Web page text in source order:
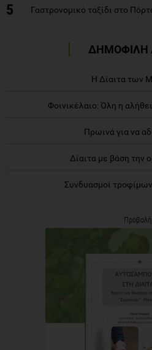
5 Γαστρονομικό ταξίδι στο
ΔΗΜΟΦΙΛΗ
Η Δίαιτα των
Φοινικέλαιο: Όλη η
Πρωινά για να
Δίαιτα με βάση την
Συνδυασμοί
Προβολή